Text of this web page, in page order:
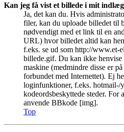
Kan jeg få vist et billede i mit
Ja, det kan du. Hvis
filer, kan du uploade billedet til
nødvendigt med et link til en
URL) hvor billedet altid kan
f.eks. se ud som http://www.et-
billede.gif. Du kan ikke
maskine (medmindre disse er
forbundet med Internettet). Ej
loginfunktioner, f.eks. hotmail-/
kodeordsbeskyttede steder. For
anvende BBkode [img].
Top